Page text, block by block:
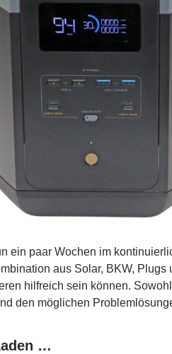
ein paar Wochen im
aus Solar, BKW,
hilfreich sein können.
den möglichen
…